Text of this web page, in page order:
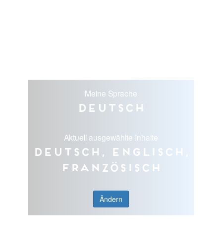
Meine Sprache
Deutsch
Aktuell ausgewählte Inhalte
Deutsch, Englisch,
Französisch
Ändern